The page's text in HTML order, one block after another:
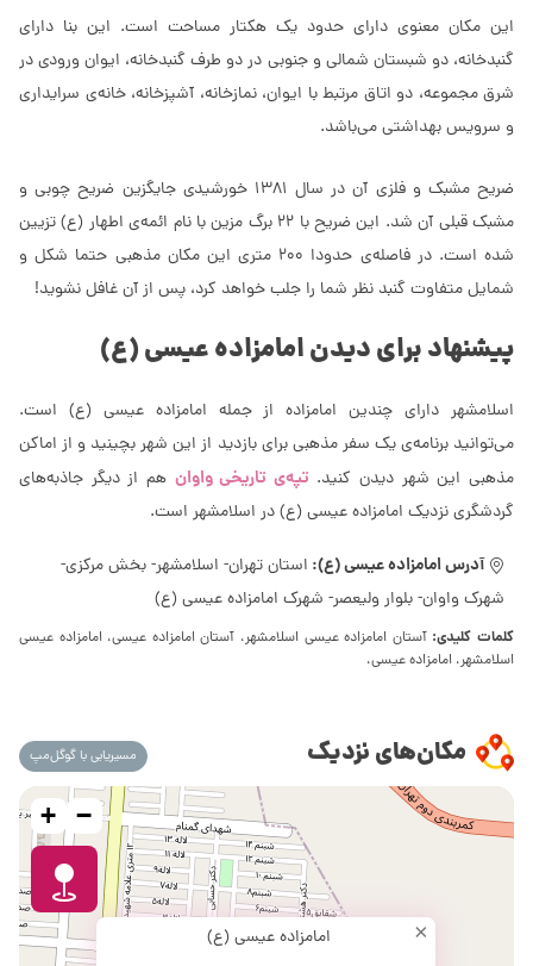
این مکان معنوی دارای حدود یک هکتار مساحت است. این بنا دارای
گنبدخانه، دو شبستان شمالی و جنوبی در دو طرف گنبدخانه، ایوان ورودی در
شرق مجموعه، دو اتاق مرتبط با ایوان، نمازخانه، آشپزخانه، خانه‌ی سرایداری
و سرویس بهداشتی می‌باشد.
ضریح مشبک و فلزی آن در سال 1381 خورشیدی جایگزین ضریح چوبی و
مشبک قبلی آن شد. این ضریح با 22 برگ مزین با نام ائمه‌ی اطهار (ع) تزیین
شده است. در فاصله‌ی حدودا 200 متری این مکان مذهبی حتما شکل و
شمایل متفاوت گنبد نظر شما را جلب خواهد کرد، پس از آن غافل نشوید!
پیشنهاد برای دیدن امامزاده عیسی (ع)
اسلامشهر دارای چندین امامزاده از جمله امامزاده عیسی (ع) است.
می‌توانید برنامه‌ی یک سفر مذهبی برای بازدید از این شهر بچینید و از اماکن
مذهبی این شهر دیدن کنید. تپه‌ی تاریخی واوان هم از دیگر جاذبه‌های
گردشگری نزدیک امامزاده عیسی (ع) در اسلامشهر است.
آدرس امامزاده عیسی (ع): استان تهران- اسلامشهر- بخش مرکزی-
شهرک واوان- بلوار ولیعصر- شهرک امامزاده عیسی (ع)
کلمات کلیدی:آستان امامزاده عیسی اسلامشهر، آستان امامزاده عیسی، امامزاده عیسی
اسلامشهر، امامزاده عیسی،
مکان‌های نزدیک مسیریابی با گوگل‌مپ
امامزاده عیسی (ع) ×
+ −